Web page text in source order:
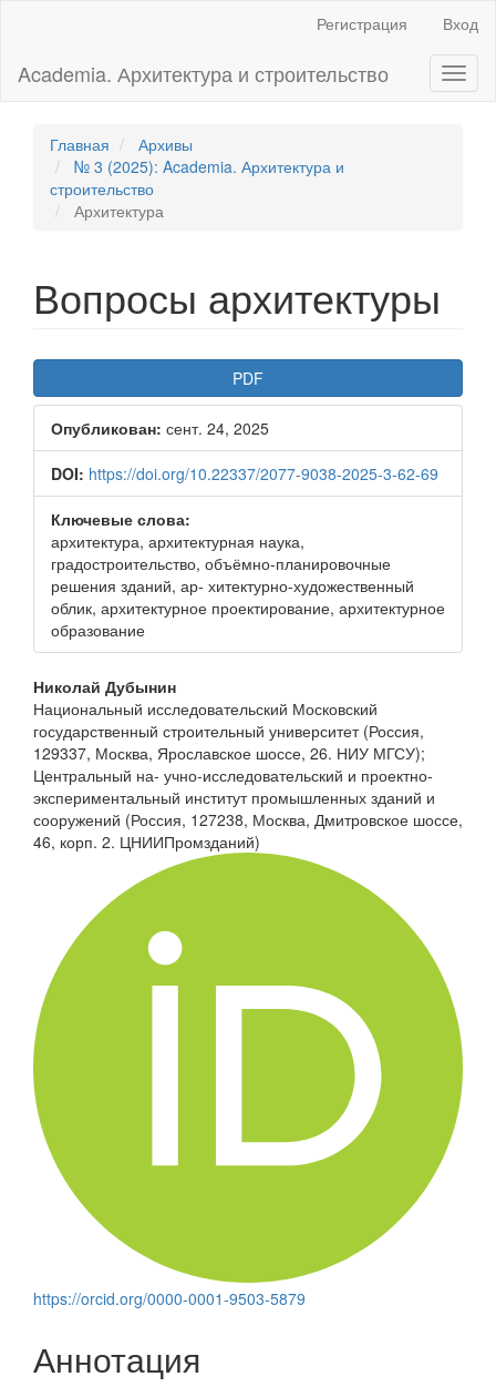
Основное
содержимое
панель
Регистрация Вход
Academia. Архитектура и строительство
Главная
Архивы
№ 3 (2025): Academia. Архитектура и
строительство
Архитектура
Вопросы архитектуры
Боковая
панель
статьи
PDF
Опубликован: сент. 24, 2025
DOI: https://doi.org/10.22337/2077-9038-2025-3-62-69
Ключевые слова:
архитектура, архитектурная наука,
градостроительство, объёмно-планировочные
решения зданий, ар- хитектурно-художественный
облик, архитектурное проектирование, архитектурное
образование
Основное
содержимое
статьи
Николай Дубынин
Национальный исследовательский Московский
государственный строительный университет (Россия,
129337, Москва, Ярославское шоссе, 26. НИУ МГСУ);
Центральный на- учно-исследовательский и проектно-
экспериментальный институт промышленных зданий и
сооружений (Россия, 127238, Москва, Дмитровское шоссе,
46, корп. 2. ЦНИИПромзданий)
https://orcid.org/0000-0001-9503-5879
Аннотация